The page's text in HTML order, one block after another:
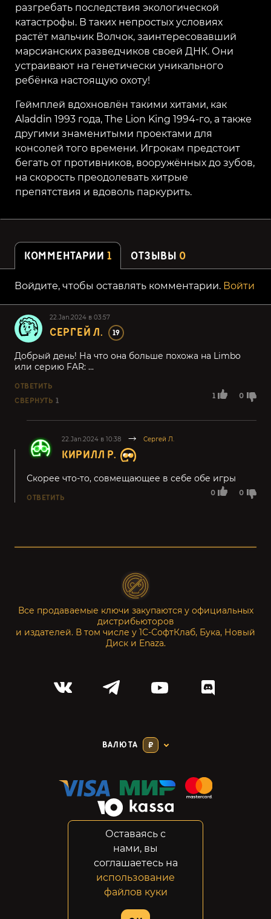
разгребать последствия экологической
катастрофы. В таких непростых условиях
растёт мальчик Волчок, заинтересовавший
марсианских разведчиков своей ДНК. Они
устраивают на генетически уникального
ребёнка настоящую охоту!
Геймплей вдохновлён такими хитами, как
Aladdin 1993 года, The Lion King 1994-го, а также
другими знаменитыми проектами для
консолей того времени. Игрокам предстоит
бегать от противников, вооружённых до зубов,
на скорость преодолевать хитрые
препятствия и вдоволь паркурить.
КОММЕНТАРИИ 1 ОТЗЫВЫ 0
Войдите, чтобы оставлять комментарии. Войти
22.Jan.2024 в 03:57
СЕРГЕЙ Л. 19
1 0
Добрый день! На что она больше похожа на Limbo
или серию FAR: ...
ОТВЕТИТЬ
СВЕРНУТЬ 1
22.Jan.2024 в 10:38 Сергей Л.
КИРИЛЛ Р.
0 0
Скорее что-то, совмещающее в себе обе игры
ОТВЕТИТЬ
Все продаваемые ключи закупаются у официальных
дистрибьюторов
и издателей. В том числе у 1С-СофтКлаб, Бука, Новый
Диск и Enaza.
ВАЛЮТА ₽
Конфиденциальность
Возвраты
Правовая информация
© 2014-2026 GabeStore
Оставаясь с
нами, вы
соглашаетесь на
использование
файлов куки